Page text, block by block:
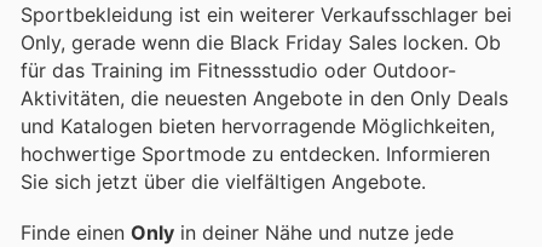
Sportbekleidung ist ein weiterer Verkaufsschlager bei
Only, gerade wenn die Black Friday Sales locken. Ob
für das Training im Fitnessstudio oder Outdoor-
Aktivitäten, die neuesten Angebote in den Only Deals
und Katalogen bieten hervorragende Möglichkeiten,
hochwertige Sportmode zu entdecken. Informieren
Sie sich jetzt über die vielfältigen Angebote.
Finde einen Only in deiner Nähe und nutze jede